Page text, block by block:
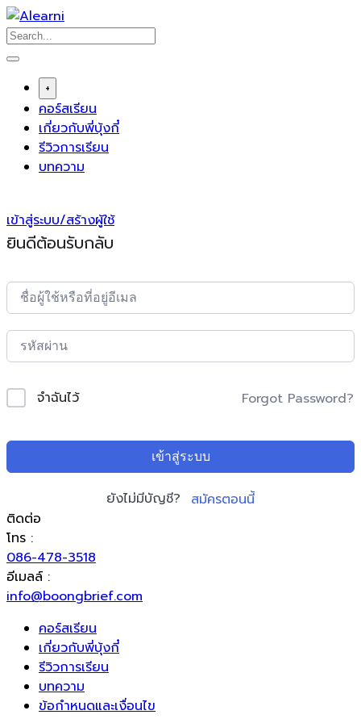
Skip
to
content
+
คอร์สเรียน
เกี่ยวกับพี่บุ้งกี๋
รีวิวการเรียน
บทความ
เข้าสู่ระบบ/สร้างผู้ใช้
ยินดีต้อนรับกลับ
จำฉันไว้ Forgot Password?
เข้าสู่ระบบ
ยังไม่มีบัญชี?
สมัครตอนนี้
ติดต่อ
โทร :
086-478-3518
อีเมลล์ :
info@boongbrief.com
คอร์สเรียน
เกี่ยวกับพี่บุ้งกี๋
รีวิวการเรียน
บทความ
ข้อกำหนดและเงื่อนไข